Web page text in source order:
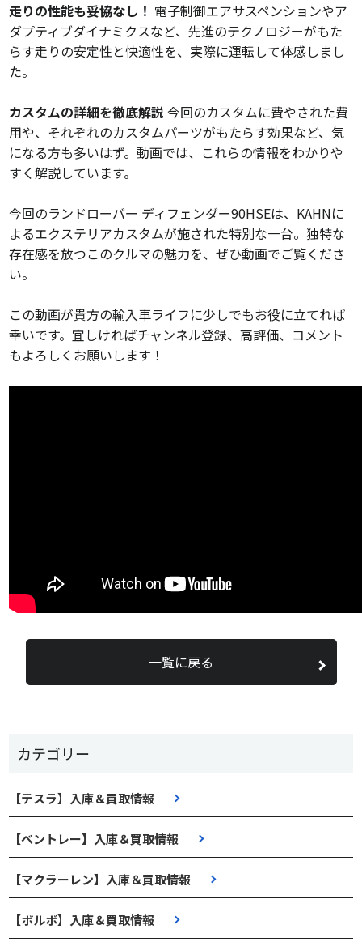
カテゴリー
【テスラ】入庫＆買取情報
【ベントレー】入庫＆買取情報
【マクラーレン】入庫＆買取情報
【ボルボ】入庫＆買取情報
走りの性能も妥協なし！ 電子制御エアサスペンションやア
ダプティブダイナミクスなど、先進のテクノロジーがもた
らす走りの安定性と快適性を、実際に運転して体感しまし
た。
カスタムの詳細を徹底解説 今回のカスタムに費やされた費
用や、それぞれのカスタムパーツがもたらす効果など、気
になる方も多いはず。動画では、これらの情報をわかりや
すく解説しています。
今回のランドローバー ディフェンダー90HSEは、KAHNに
よるエクステリアカスタムが施された特別な一台。独特な
存在感を放つこのクルマの魅力を、ぜひ動画でご覧くださ
い。
この動画が貴方の輸入車ライフに少しでもお役に立てれば
幸いです。宜しければチャンネル登録、高評価、コメント
もよろしくお願いします！
一覧に戻る